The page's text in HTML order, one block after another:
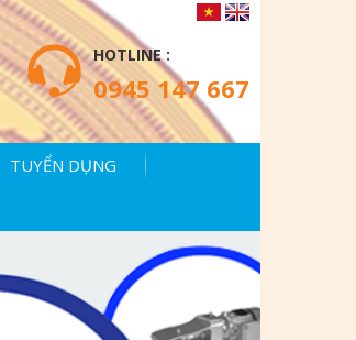
HOTLINE :
0945 147 667
TUYỂN DỤNG